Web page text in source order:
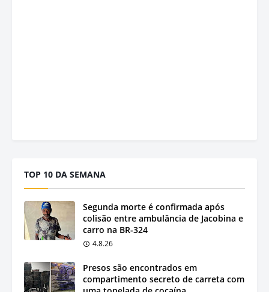
TOP 10 DA SEMANA
Segunda morte é confirmada após
colisão entre ambulância de Jacobina e
carro na BR-324
4.8.26
Presos são encontrados em
compartimento secreto de carreta com